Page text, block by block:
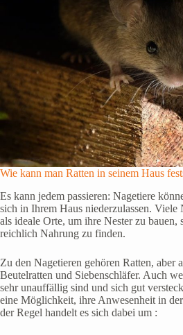
Wie kann man Ratten in seinem Haus
Es kann jedem passieren: Nagetiere
sich in Ihrem Haus niederzulassen. Viele
als ideale Orte, um ihre Nester zu bauen,
reichlich Nahrung zu finden.
Zu den Nagetieren gehören Ratten, aber
Beutelratten und Siebenschläfer. Auch
sehr unauffällig sind und sich gut
eine Möglichkeit, ihre Anwesenheit in
der Regel handelt es sich dabei um :